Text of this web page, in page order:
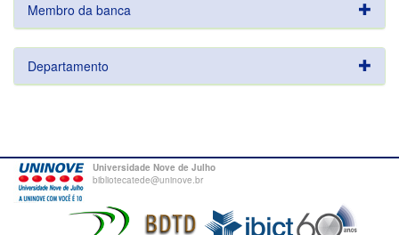
Membro da banca
Departamento
Universidade Nove de Julho
bibliotecatede@uninove.br